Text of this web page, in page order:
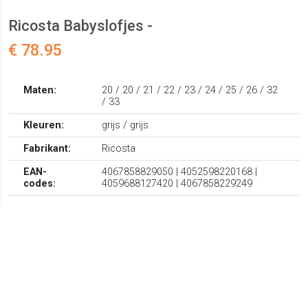
Ricosta Babyslofjes -
€ 78.95
Maten:
20 / 20 / 21 / 22 / 23 / 24 / 25 / 26 / 32
/ 33
Kleuren:
grijs / grijs
Fabrikant:
Ricosta
EAN-
codes:
4067858829050 | 4052598220168 |
4059688127420 | 4067858229249